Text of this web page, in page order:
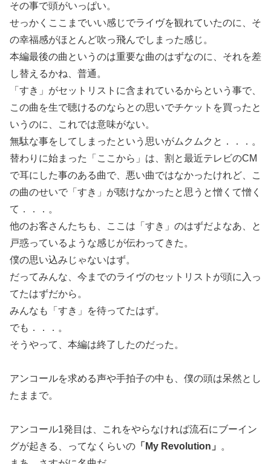
その事で頭がいっぱい。
せっかくここまでいい感じでライヴを観れていたのに、そ
の幸福感がほとんど吹っ飛んでしまった感じ。
本編最後の曲というのは重要な曲のはずなのに、それを差
し替えるかね、普通。
「すき」がセットリストに含まれているからという事で、
この曲を生で聴けるのならとの思いでチケットを買ったと
いうのに、これでは意味がない。
無駄な事をしてしまったという思いがムクムクと．．．。
替わりに始まった「ここから」は、割と最近テレビのCM
で耳にした事のある曲で、悪い曲ではなかったけれど、こ
の曲のせいで「すき」が聴けなかったと思うと憎くて憎く
て．．．。
他のお客さんたちも、ここは「すき」のはずだよなあ、と
戸惑っているような感じが伝わってきた。
僕の思い込みじゃないはず。
だってみんな、今までのライヴのセットリストが頭に入っ
てたはずだから。
みんなも「すき」を待ってたはず。
でも．．．。
そうやって、本編は終了したのだった。
アンコールを求める声や手拍子の中も、僕の頭は呆然とし
たままで。
アンコール1発目は、これをやらなければ流石にブーイン
グが起きる、ってなくらいの 「My Revolution」
。